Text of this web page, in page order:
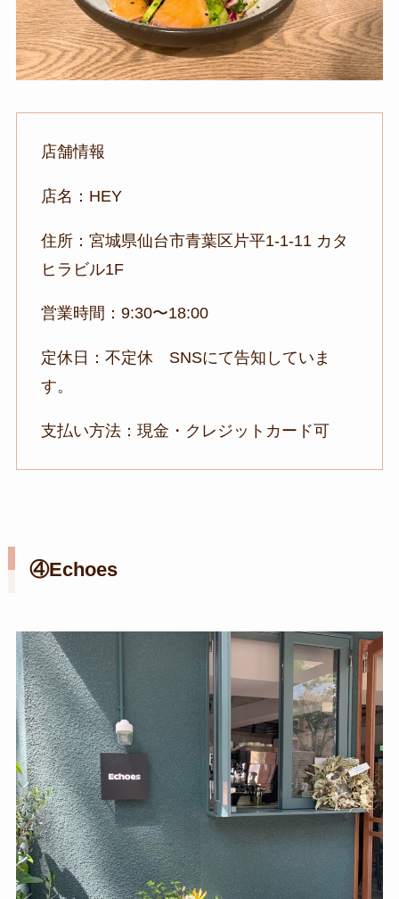
店舗情報
店名：HEY
住所：宮城県仙台市青葉区片平1-1-11 カタ
ヒラビル1F
営業時間：9:30〜18:00
定休日：不定休 SNSにて告知していま
す。
支払い方法：現金・クレジットカード可
④Echoes